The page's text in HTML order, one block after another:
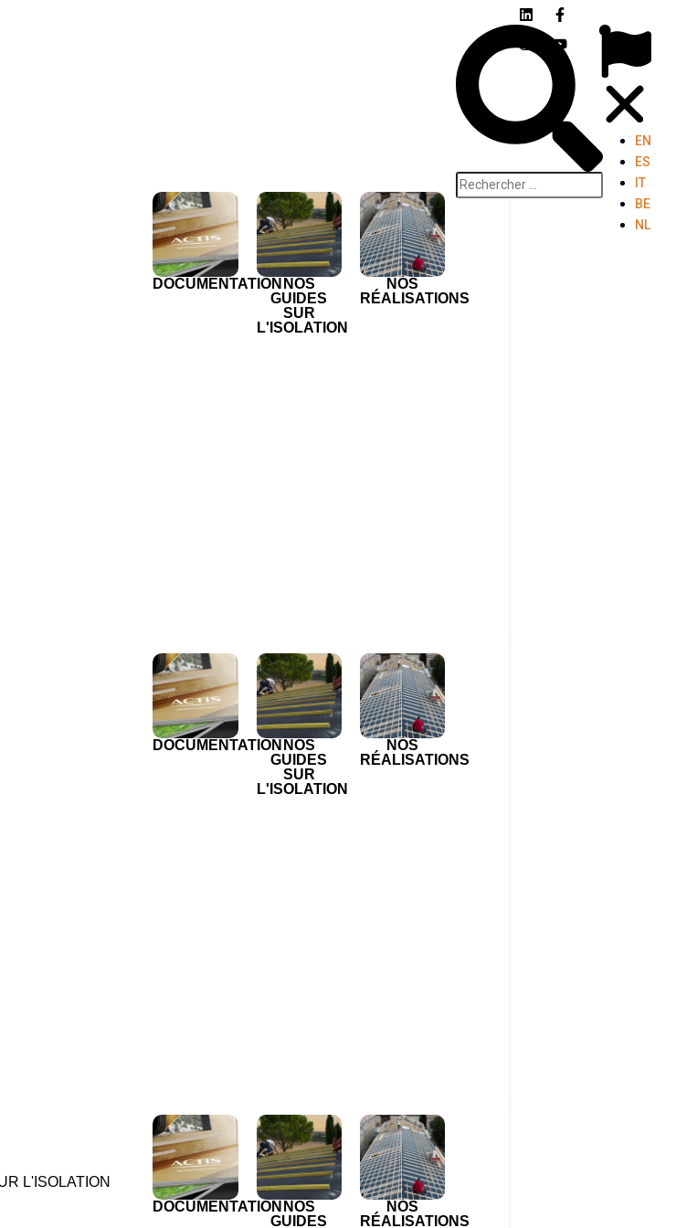
DOCUMENTATION NOS
GUIDES
SUR
L'ISOLATION
NOS
RÉALISATIONS
DOCUMENTATION NOS
GUIDES
SUR
L'ISOLATION
NOS
RÉALISATIONS
L'ISOLATION
DOCUMENTATION NOS
GUIDES
NOS
RÉALISATIONS
EN
ES
IT
BE
NL